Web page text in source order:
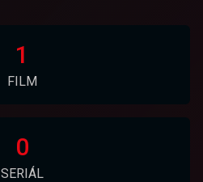
1
FILM
0
SERIÁL